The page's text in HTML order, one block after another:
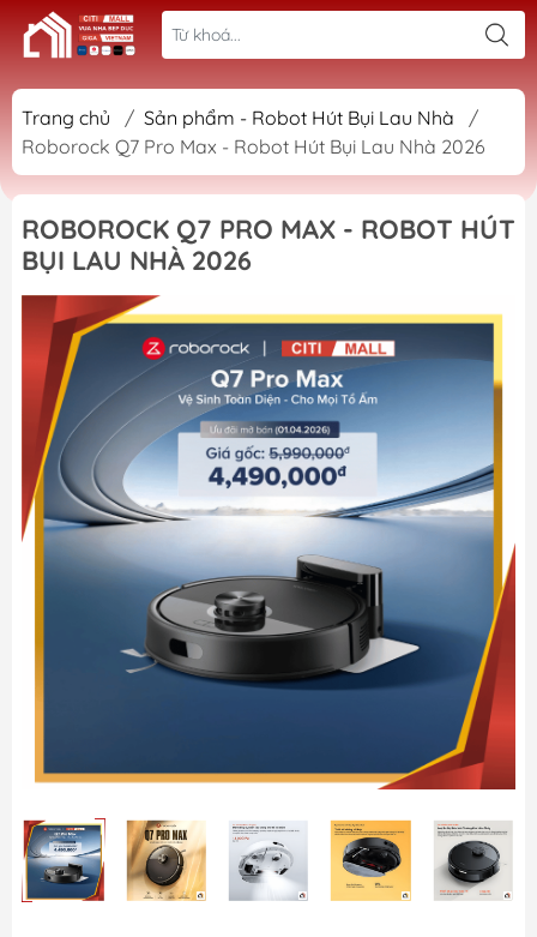
Trang chủ / Sản phẩm - Robot Hút Bụi Lau Nhà
/
Roborock Q7 Pro Max - Robot Hút Bụi Lau Nhà 2026
ROBOROCK Q7 PRO MAX - ROBOT HÚT
BỤI LAU NHÀ 2026